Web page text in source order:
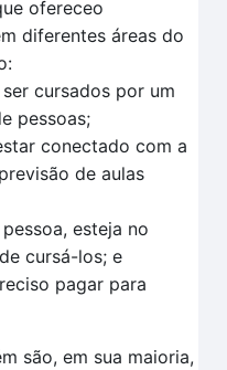
ofereceo
diferentes áreas do
cursados por um
pessoas;
conectado com a
de aulas
esteja no
cursá-los; e
pagar para
são, em sua maioria,